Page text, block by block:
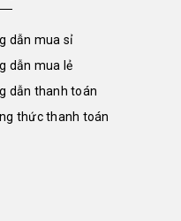
dẫn mua sỉ
dẫn mua lẻ
dẫn thanh toán
thức thanh toán